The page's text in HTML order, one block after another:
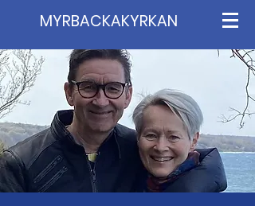
MYRBACKAKYRKAN